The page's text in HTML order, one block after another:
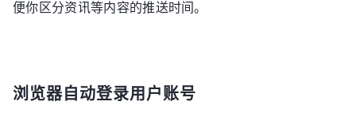
勋章申请功能